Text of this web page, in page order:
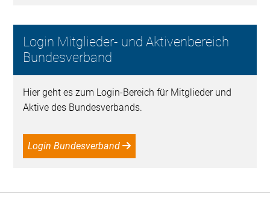
Login Mitglieder- und Aktivenbereich
Bundesverband
Hier geht es zum Login-Bereich für Mitglieder und
Aktive des Bundesverbands.
Login Bundesverband